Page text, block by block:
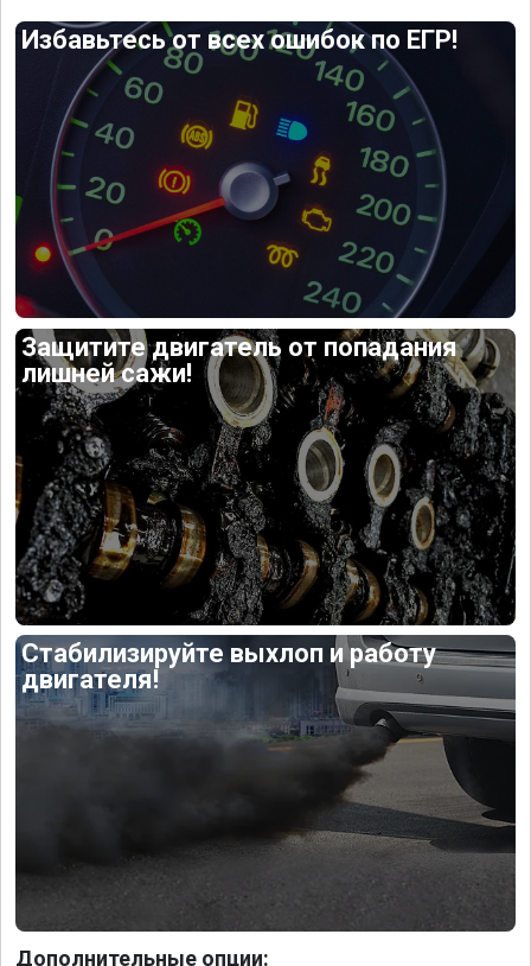
Избавьтесь от всех ошибок по ЕГР!
Защитите двигатель от попадания
лишней сажи!
Стабилизируйте выхлоп и работу
двигателя!
Дополнительные опции: